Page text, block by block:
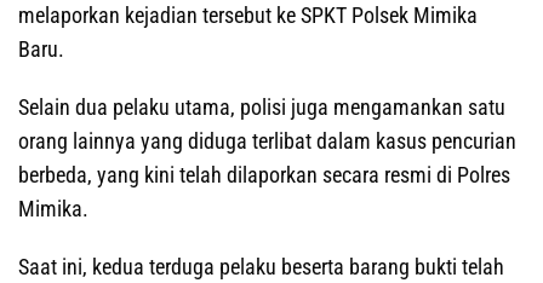
melaporkan kejadian tersebut ke SPKT Polsek Mimika
Baru.
Selain dua pelaku utama, polisi juga mengamankan satu
orang lainnya yang diduga terlibat dalam kasus pencurian
berbeda, yang kini telah dilaporkan secara resmi di Polres
Mimika.
Saat ini, kedua terduga pelaku beserta barang bukti telah